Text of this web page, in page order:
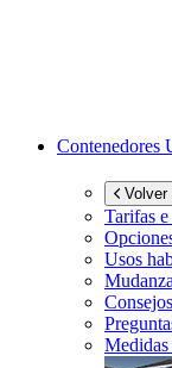
Contenedores
Volver
Tarifas
Usos